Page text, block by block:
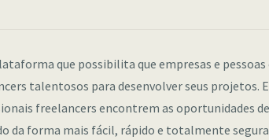
que possibilita que empresas e pessoas
talentosos para desenvolver seus projetos.
freelancers encontrem as oportunidades
da forma mais fácil, rápido e totalmente